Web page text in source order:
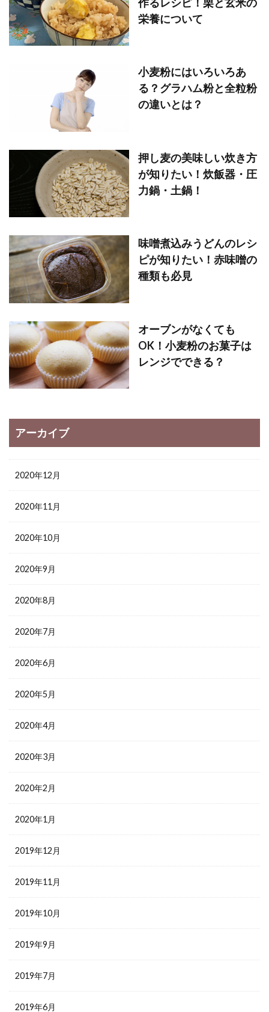
栄養について
小麦粉にはいろいろあ
る？グラハム粉と全粒粉
の違いとは？
押し麦の美味しい炊き方
が知りたい！炊飯器・圧
力鍋・土鍋！
味噌煮込みうどんのレシ
ピが知りたい！赤味噌の
種類も必見
オーブンがなくても
OK！小麦粉のお菓子は
レンジでできる？
アーカイブ
2020年12月
2020年11月
2020年10月
2020年9月
2020年8月
2020年7月
2020年6月
2020年5月
2020年4月
2020年3月
2020年2月
2020年1月
2019年12月
2019年11月
2019年10月
2019年9月
2019年7月
2019年6月